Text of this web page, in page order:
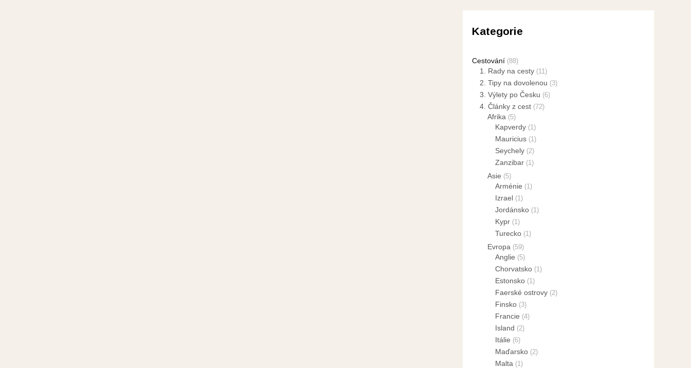
Kategorie
Cestování (88)
1. Rady na cesty (11)
2. Tipy na dovolenou (3)
3. Výlety po Česku (6)
4. Články z cest (72)
Afrika (5)
Kapverdy (1)
Mauricius (1)
Seychely (2)
Zanzibar (1)
Asie (5)
Arménie (1)
Izrael (1)
Jordánsko (1)
Kypr (1)
Turecko (1)
Evropa (59)
Anglie (5)
Chorvatsko (1)
Estonsko (1)
Faerské ostrovy (2)
Finsko (3)
Francie (4)
Island (2)
Itálie (6)
Maďarsko (2)
Malta (1)